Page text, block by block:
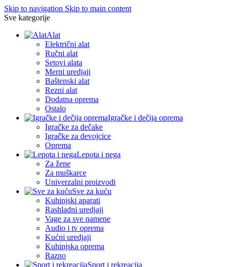
Skip to navigation Skip to main content
Sve kategorije
Alat
Električni alat
Ručni alat
Setovi alata
Merni uredjaji
Baštenski alat
Rezni alat
Dodatna oprema
Ostalo
Igračke i dečija oprema
Igračke za dečake
Igračke za devojcice
Oprema
Lepota i nega
Za žene
Za muškarce
Univerzalni proizvodi
Sve za kuću
Kuhinjski aparati
Rashladni uredjaji
Vage za sve namene
Audio i tv oprema
Kućni uredjaji
Kuhinjska oprema
Razno
Sport i rekreacija